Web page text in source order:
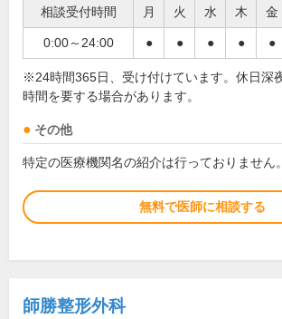
相談受付時間 月 火 水 木 金
0:00～24:00 ● ● ● ● ●
※24時間365日、受け付けています。休日深
時間を要する場合があります。
その他
特定の医療機関名の紹介は行っておりません。
無料で医師に相談する
師勝整形外科